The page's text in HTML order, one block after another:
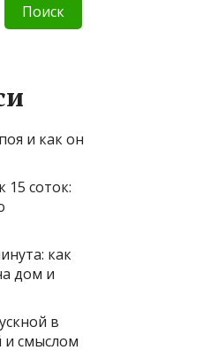
Поиск
и как он
15 соток:
как
дом и
в
и смыслом